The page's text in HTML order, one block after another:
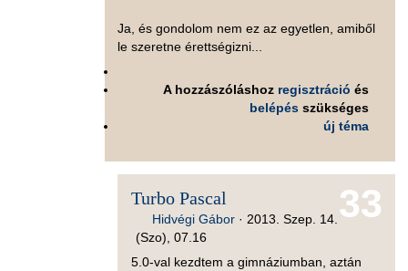
Ja, és gondolom nem ez az egyetlen, amiből
le szeretne érettségizni...
A hozzászóláshoz regisztráció és
belépés szükséges
új téma
33
Turbo Pascal
Hidvégi Gábor · 2013. Szep. 14.
(Szo), 07.16
5.0-val kezdtem a gimnáziumban, aztán